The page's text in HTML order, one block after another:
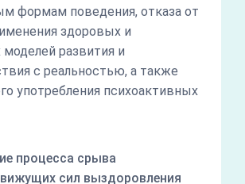
формам поведения, отказа от
здоровых и
развития и
с реальностью, а также
употребления психоактивных
процесса срыва
сил выздоровления